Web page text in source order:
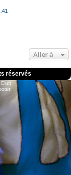
Aller à
réservés